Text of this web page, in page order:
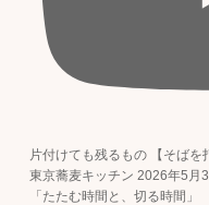
片付けても残るもの 【そばを
東京蕎麦キッチン 2026年5月
「たたむ時間と、切る時間」